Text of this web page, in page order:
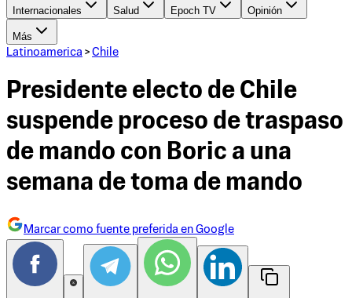
Internacionales Salud Epoch TV Opinión
Más
Latinoamerica > Chile
Presidente electo de Chile
suspende proceso de traspaso
de mando con Boric a una
semana de toma de mando
Marcar como fuente preferida en Google